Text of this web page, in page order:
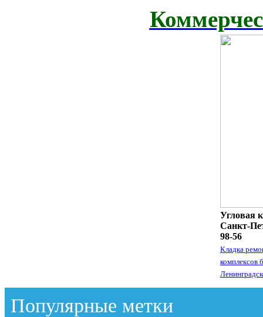
Угловая
Санкт-
98-56
Кладка
комплексов
Популярные метки